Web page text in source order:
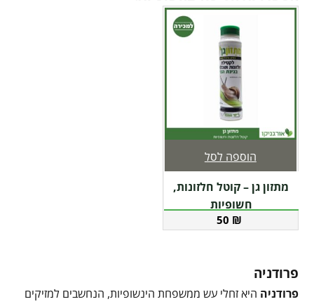
מתזון גן – קוטל חלזונות,
חשופיות
50 ₪
הוספה לסל
פרודניה
פרודניה היא זחלי עש ממשפחת הינשופיות, הנחשבים למזיקים